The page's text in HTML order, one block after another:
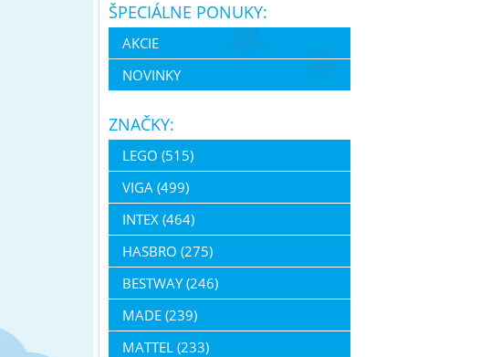
ŠPECIÁLNE PONUKY:
AKCIE
NOVINKY
ZNAČKY:
LEGO (515)
VIGA (499)
INTEX (464)
HASBRO (275)
BESTWAY (246)
MADE (239)
MATTEL (233)